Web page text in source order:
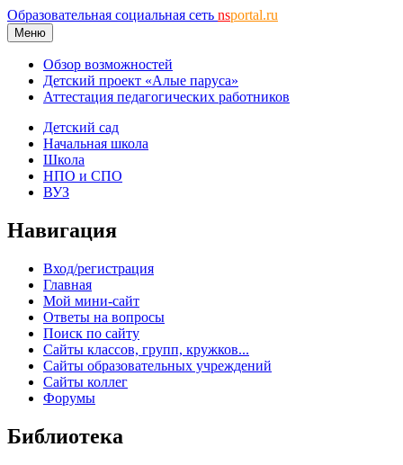
Образовательная социальная сеть nsportal.ru
Меню
Обзор возможностей
Детский проект «Алые паруса»
Аттестация педагогических работников
Детский сад
Начальная школа
Школа
НПО и СПО
ВУЗ
Навигация
Вход/регистрация
Главная
Мой мини-сайт
Ответы на вопросы
Поиск по сайту
Сайты классов, групп, кружков...
Сайты образовательных учреждений
Сайты коллег
Форумы
Библиотека